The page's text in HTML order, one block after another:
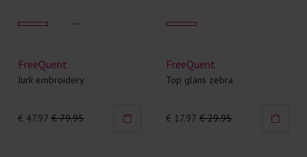
FreeQuent
Jurk embroidery
€ 47.97 € 79.95
FreeQuent
Top glans zebra
€ 17.97 € 29.95